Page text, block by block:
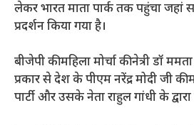
लेकर भारत माता पार्क तक पहुंचा जहां
प्रदर्शन किया गया है।
बीजेपी की महिला मोर्चा की नेत्री डॉ
प्रकार से देश के पीएम नरेंद्र मोदी जी
पार्टी और उसके नेता राहुल गांधी के द्वारा